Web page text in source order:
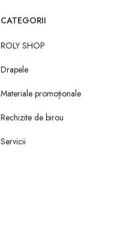
CATEGORII
ROLY SHOP
Drapele
Materiale promoționale
Rechizite de birou
Servicii